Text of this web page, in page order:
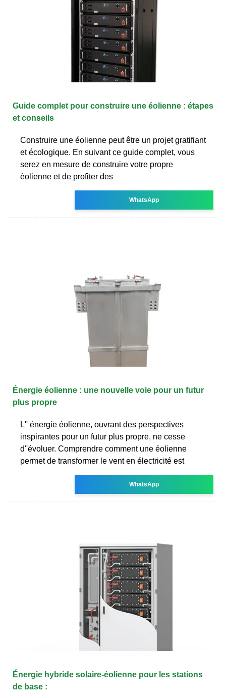
Guide complet pour construire une éolienne : étapes
et conseils
Construire une éolienne peut être un projet gratifiant
et écologique. En suivant ce guide complet, vous
serez en mesure de construire votre propre
éolienne et de profiter des
WhatsApp
Énergie éolienne : une nouvelle voie pour un futur
plus propre
L'' énergie éolienne, ouvrant des perspectives
inspirantes pour un futur plus propre, ne cesse
d''évoluer. Comprendre comment une éolienne
permet de transformer le vent en électricité est
WhatsApp
Énergie hybride solaire-éolienne pour les stations
de base :